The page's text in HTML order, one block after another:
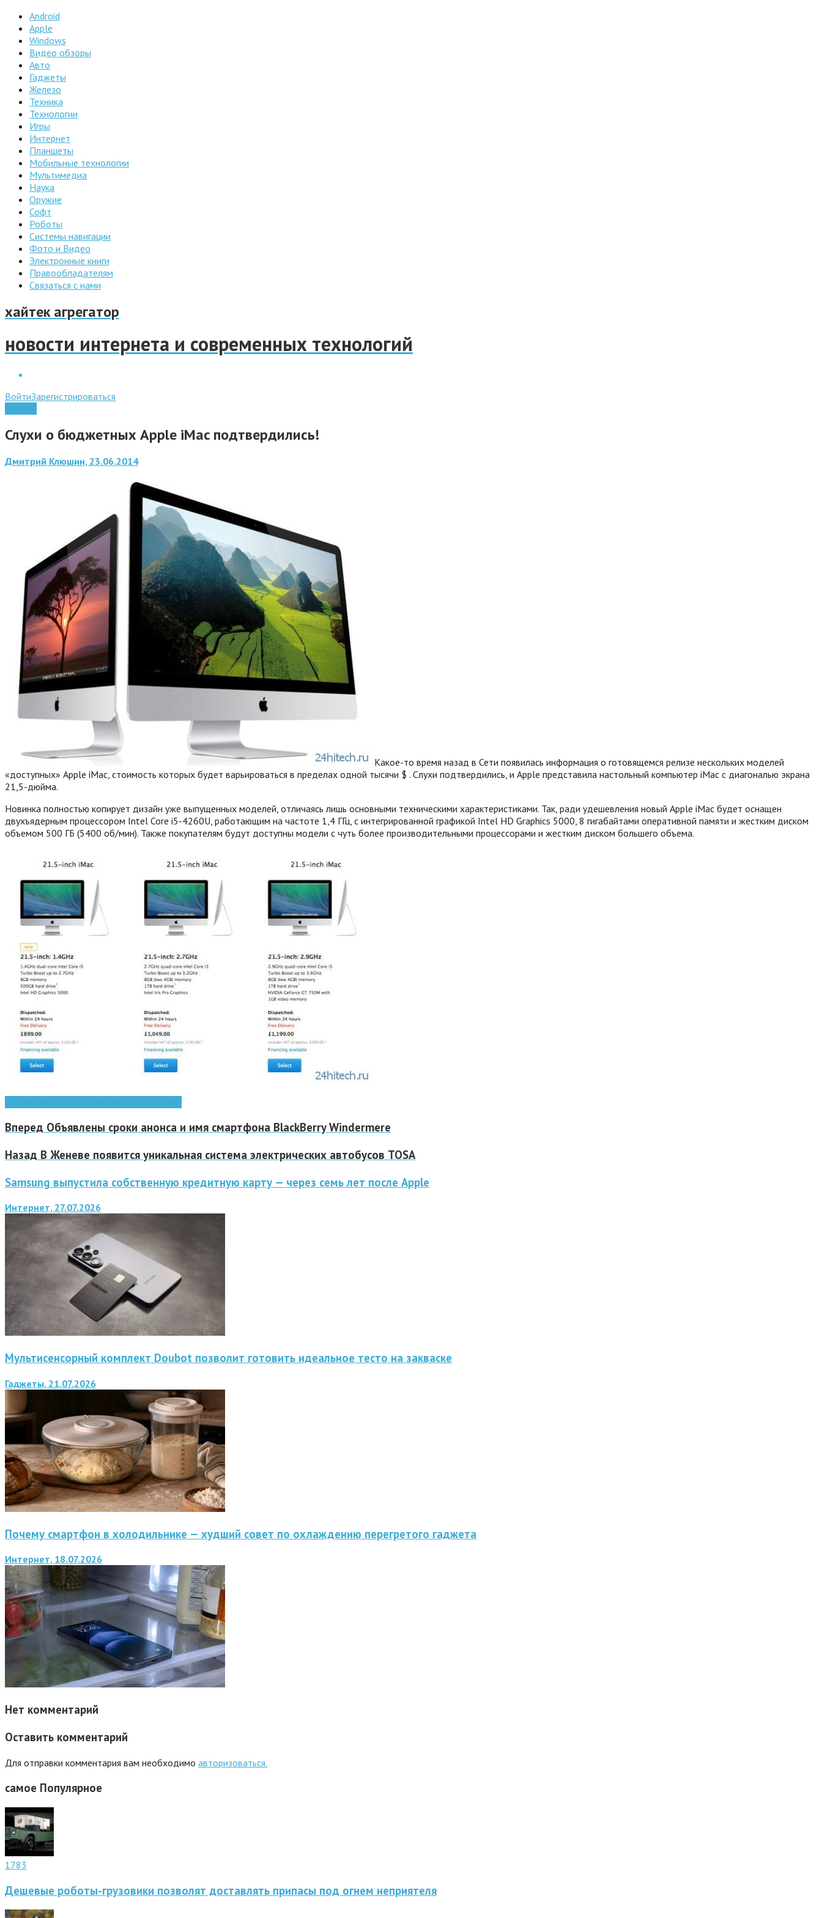
Android
Apple
Windows
Видео обзоры
Авто
Гаджеты
Железо
Техника
Технологии
Игры
Интернет
Планшеты
Мобильные технологии
Мультимедиа
Наука
Оружие
Софт
Роботы
Системы навигации
Фото и Видео
Электронные книги
Правообладателям
Связаться с нами
хайтек агрегатор
новости интернета и современных технологий
ВойтиЗарегистрироваться
Слухи о бюджетных Apple iMac подтвердились!
Дмитрий Клюшин, 23.06.2014
Какое-то время назад в Сети появилась информация о готовящемся релизе нескольких моделей
«доступных» Apple iMac, стоимость которых будет варьироваться в пределах одной тысячи $ . Слухи подтвердились, и Apple представила настольный компьютер iMac с диагональю экрана
21,5-дюйма.
Новинка полностью копирует дизайн уже выпущенных моделей, отличаясь лишь основными техническими характеристиками. Так, ради удешевления новый Apple iMac будет оснащен
двухъядерным процессором Intel Core i5-4260U, работающим на частоте 1,4 ГГц, с интегрированной графикой Intel HD Graphics 5000, 8 гигабайтами оперативной памяти и жестким диском
объемом 500 ГБ (5400 об/мин). Также покупателям будут доступны модели с чуть более производительными процессорами и жестким диском большего объема.
Вперед Объявлены сроки анонса и имя смартфона BlackBerry Windermere
Назад В Женеве появится уникальная система электрических автобусов TOSA
Samsung выпустила собственную кредитную карту — через семь лет после Apple
Интернет, 27.07.2026
Мультисенсорный комплект Doubot позволит готовить идеальное тесто на закваске
Гаджеты, 21.07.2026
Почему смартфон в холодильнике — худший совет по охлаждению перегретого гаджета
Интернет, 18.07.2026
Нет комментарий
Оставить комментарий
Для отправки комментария вам необходимо авторизоваться.
самое Популярное
1783
Дешевые роботы-грузовики позволят доставлять припасы под огнем неприятеля